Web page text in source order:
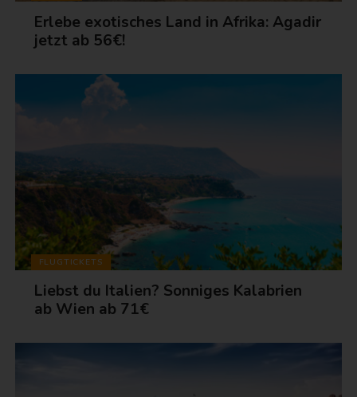
Erlebe exotisches Land in Afrika: Agadir
jetzt ab 56€!
FLUGTICKETS
Liebst du Italien? Sonniges Kalabrien
ab Wien ab 71€